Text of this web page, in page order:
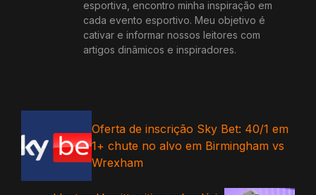
esportiva, encontro minha inspiração em
cada evento esportivo. Meu objetivo é
cativar e informar nossos leitores com
artigos dinâmicos e inspiradores.
Oferta de inscrição Sky Bet: 40/1 em
1+ chute no alvo em Birmingham vs
Wrexham